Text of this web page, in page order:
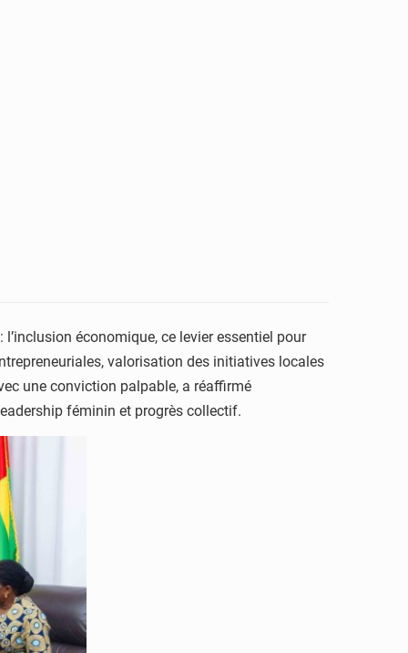
économique, ce levier essentiel pour
valorisation des initiatives locales
une conviction palpable, a réaffirmé
féminin et progrès collectif.